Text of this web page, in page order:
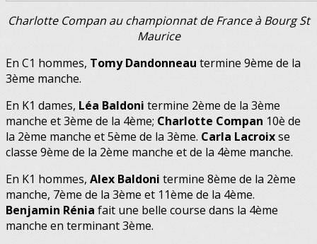
Charlotte Compan au championnat de France à Bourg St
Maurice
En C1 hommes, Tomy Dandonneau termine 9ème de la
3ème manche.
En K1 dames, Léa Baldoni termine 2ème de la 3ème
manche et 3ème de la 4ème; Charlotte Compan 10è de
la 2ème manche et 5ème de la 3ème. Carla Lacroixse
classe 9ème de la 2ème manche et de la 4ème manche.
En K1 hommes, Alex Baldoni termine 8ème de la 2ème
manche, 7ème de la 3ème et 11ème de la 4ème.
Benjamin Rénia fait une belle course dans la 4ème
manche en terminant 3ème.